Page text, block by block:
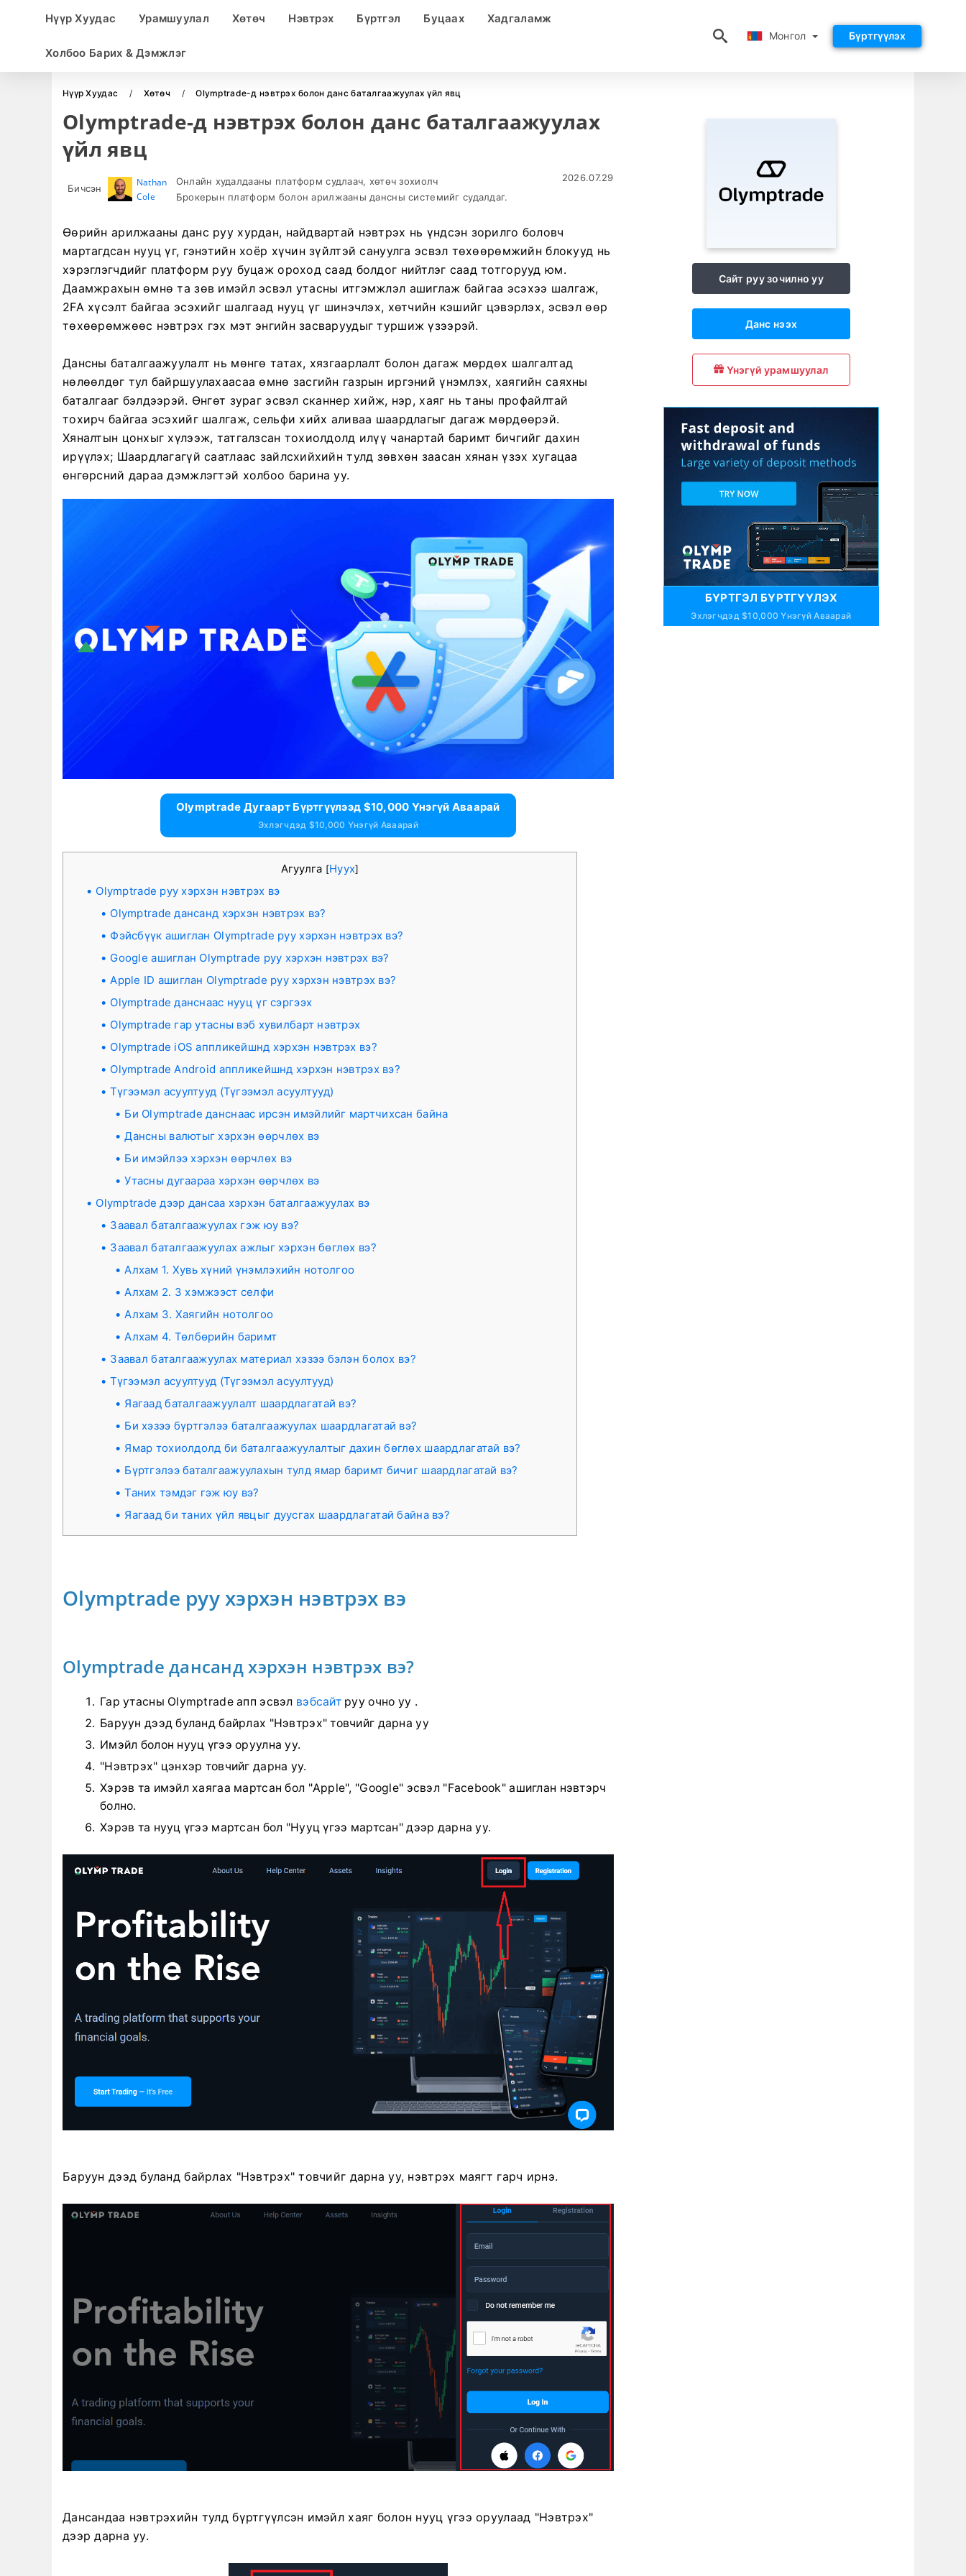
Нүүр Хуудас Урамшуулал Хөтөч Нэвтрэх Бүртгэл Буцаах Хадгаламж
Холбоо Барих & Дэмжлэг
Монгол Бүртгүүлэх
Нүүр Хуудас Хөтөч Olymptrade-д нэвтрэх болон данс баталгаажуулах үйл явц
Olymptrade-д нэвтрэх болон данс баталгаажуулах
үйл явц
Бичсэн
Nathan
Cole
Онлайн худалдааны платформ судлаач, хөтөч зохиолч
Брокерын платформ болон арилжааны дансны системийг судалдаг.
2026.07.29
Өөрийн арилжааны данс руу хурдан, найдвартай нэвтрэх нь үндсэн зорилго боловч
мартагдсан нууц үг, гэнэтийн хоёр хүчин зүйлтэй сануулга эсвэл төхөөрөмжийн блокууд нь
хэрэглэгчдийг платформ руу буцаж ороход саад болдог нийтлэг саад тотгорууд юм.
Даамжрахын өмнө та зөв имэйл эсвэл утасны итгэмжлэл ашиглаж байгаа эсэхээ шалгаж,
2FA хүсэлт байгаа эсэхийг шалгаад нууц үг шинэчлэх, хөтчийн кэшийг цэвэрлэх, эсвэл өөр
төхөөрөмжөөс нэвтрэх гэх мэт энгийн засваруудыг туршиж үзээрэй.
Дансны баталгаажуулалт нь мөнгө татах, хязгаарлалт болон дагаж мөрдөх шалгалтад
нөлөөлдөг тул байршуулахаасаа өмнө засгийн газрын иргэний үнэмлэх, хаягийн саяхны
баталгааг бэлдээрэй. Өнгөт зураг эсвэл сканнер хийж, нэр, хаяг нь таны профайлтай
тохирч байгаа эсэхийг шалгаж, сельфи хийх аливаа шаардлагыг дагаж мөрдөөрэй.
Хяналтын цонхыг хүлээж, татгалзсан тохиолдолд илүү чанартай баримт бичгийг дахин
ирүүлэх; Шаардлагагүй саатлаас зайлсхийхийн тулд зөвхөн заасан хянан үзэх хугацаа
өнгөрсний дараа дэмжлэгтэй холбоо барина уу.
Olymptrade Дугаарт Бүртгүүлээд $10,000 Үнэгүй Аваарай
Эхлэгчдэд $10,000 Үнэгүй Аваарай
Агуулга [Нуух]
Olymptrade руу хэрхэн нэвтрэх вэ
Olymptrade дансанд хэрхэн нэвтрэх вэ?
Фэйсбүүк ашиглан Olymptrade руу хэрхэн нэвтрэх вэ?
Google ашиглан Olymptrade руу хэрхэн нэвтрэх вэ?
Apple ID ашиглан Olymptrade руу хэрхэн нэвтрэх вэ?
Olymptrade данснаас нууц үг сэргээх
Olymptrade гар утасны вэб хувилбарт нэвтрэх
Olymptrade iOS аппликейшнд хэрхэн нэвтрэх вэ?
Olymptrade Android аппликейшнд хэрхэн нэвтрэх вэ?
Түгээмэл асуултууд (Түгээмэл асуултууд)
Би Olymptrade данснаас ирсэн имэйлийг мартчихсан байна
Дансны валютыг хэрхэн өөрчлөх вэ
Би имэйлээ хэрхэн өөрчлөх вэ
Утасны дугаараа хэрхэн өөрчлөх вэ
Olymptrade дээр дансаа хэрхэн баталгаажуулах вэ
Заавал баталгаажуулах гэж юу вэ?
Заавал баталгаажуулах ажлыг хэрхэн бөглөх вэ?
Алхам 1. Хувь хүний ​​​​үнэмлэхийн нотолгоо
Алхам 2. 3 хэмжээст селфи
Алхам 3. Хаягийн нотолгоо
Алхам 4. Төлбөрийн баримт
Заавал баталгаажуулах материал хэзээ бэлэн болох вэ?
Түгээмэл асуултууд (Түгээмэл асуултууд)
Яагаад баталгаажуулалт шаардлагатай вэ?
Би хэзээ бүртгэлээ баталгаажуулах шаардлагатай вэ?
Ямар тохиолдолд би баталгаажуулалтыг дахин бөглөх шаардлагатай вэ?
Бүртгэлээ баталгаажуулахын тулд ямар баримт бичиг шаардлагатай вэ?
Таних тэмдэг гэж юу вэ?
Яагаад би таних үйл явцыг дуусгах шаардлагатай байна вэ?
Olymptrade руу хэрхэн нэвтрэх вэ
Olymptrade дансанд хэрхэн нэвтрэх вэ?
Гар утасны Olymptrade апп эсвэл вэбсайтруу очно уу .
Баруун дээд буланд байрлах "Нэвтрэх" товчийг дарна уу
Имэйл болон нууц үгээ оруулна уу.
"Нэвтрэх" цэнхэр товчийг дарна уу.
Хэрэв та имэйл хаягаа мартсан бол "Apple", "Google" эсвэл "Facebook" ашиглан нэвтэрч
болно.
Хэрэв та нууц үгээ мартсан бол "Нууц үгээ мартсан" дээр дарна уу.
Баруун дээд буланд байрлах "Нэвтрэх" товчийг дарна уу, нэвтрэх маягт гарч ирнэ.
Дансандаа нэвтрэхийн тулд бүртгүүлсэн имэйл хаяг болон нууц үгээ оруулаад "Нэвтрэх"
дээр дарна уу.
Сайт руу зочилно уу
Данс нээх
Үнэгүй урамшуулал
БҮРТГЭЛ БҮРТГҮҮЛЭХ
Эхлэгчдэд $10,000 Үнэгүй Аваарай